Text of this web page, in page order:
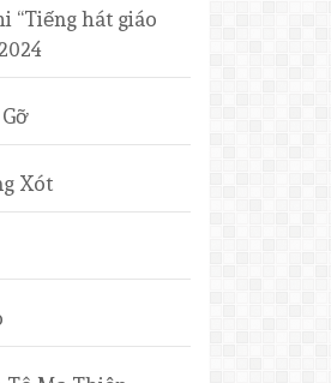
“Tiếng hát giáo
Xót